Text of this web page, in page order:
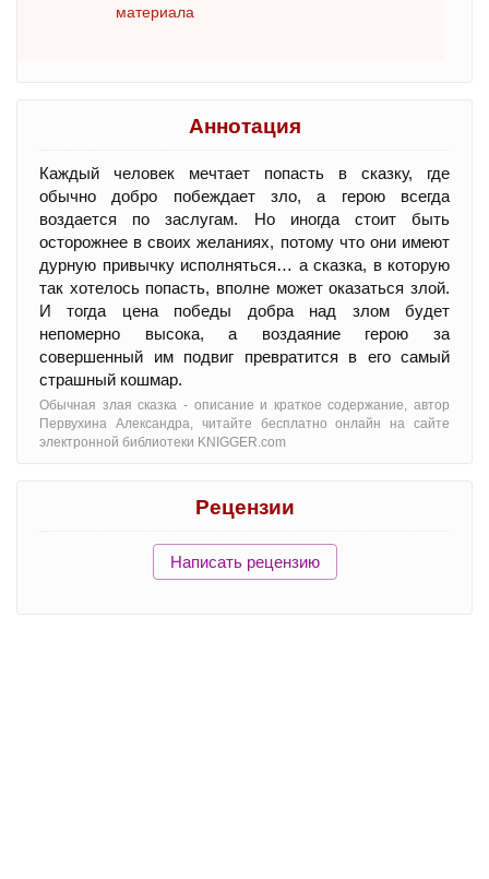
материала
Аннотация
Каждый человек мечтает попасть в сказку, где
обычно добро побеждает зло, а герою всегда
воздается по заслугам. Но иногда стоит быть
осторожнее в своих желаниях, потому что они имеют
дурную привычку исполняться… а сказка, в которую
так хотелось попасть, вполне может оказаться злой.
И тогда цена победы добра над злом будет
непомерно высока, а воздаяние герою за
совершенный им подвиг превратится в его самый
страшный кошмар.
Обычная злая сказка - oписание и краткое содержание, автор
Первухина Александра, читайте бесплатно онлайн на сайте
электронной библиотеки KNIGGER.com
Рецензии
Написать рецензию